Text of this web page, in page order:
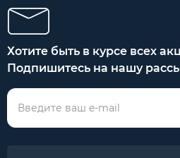
Хотите быть в курсе всех
Подпишитесь на нашу